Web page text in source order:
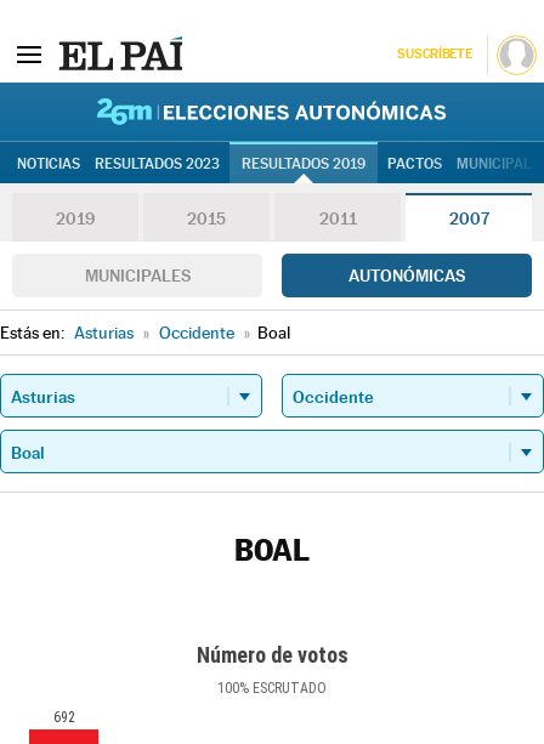
SUSCRÍBETE
NOTICIAS RESULTADOS 2023 RESULTADOS 2019 PACTOS
2019 2015 2011 2007
MUNICIPALES AUTONÓMICAS
Estás en: Asturias » Occidente » Boal
BOAL
Número de votos
100% ESCRUTADO
692